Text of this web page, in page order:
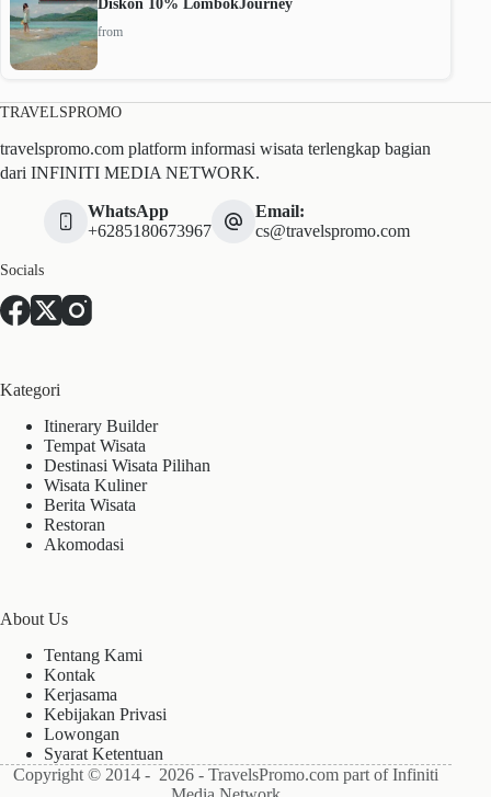
Diskon 10% LombokJourney
from
TRAVELSPROMO
travelspromo.com platform informasi wisata terlengkap bagian
dari INFINITI MEDIA NETWORK.
WhatsApp
+6285180673967
Email:
cs@travelspromo.com
Socials
Kategori
Itinerary Builder
Tempat Wisata
Destinasi Wisata Pilihan
Wisata Kuliner
Berita Wisata
Restoran
Akomodasi
About Us
Tentang Kami
Kontak
Kerjasama
Kebijakan Privasi
Lowongan
Syarat Ketentuan
Copyright © 2014 - 2026 - TravelsPromo.com part of Infiniti